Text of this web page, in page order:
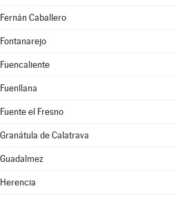
Fernán Caballero
Fontanarejo
Fuencaliente
Fuenllana
Fuente el Fresno
Granátula de Calatrava
Guadalmez
Herencia